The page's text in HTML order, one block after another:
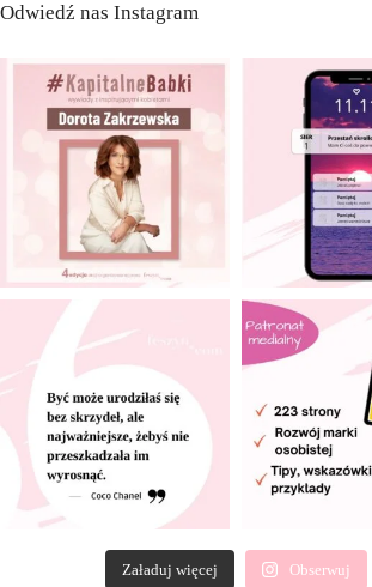
Odwiedź nas Instagram
Załaduj więcej Obserwuj